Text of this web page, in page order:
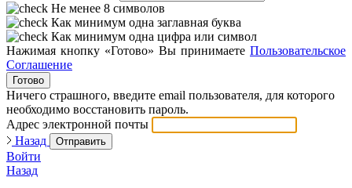
Не менее 8 символов
Как минимум одна заглавная буква
Как минимум одна цифра или символ
Нажимая кнопку «Готово» Вы принимаете Пользовательское
Соглашение
Готово
Ничего страшного, введите email пользователя, для которого
необходимо восстановить пароль.
Адрес электронной почты
Назад
Отправить
Войти
Назад